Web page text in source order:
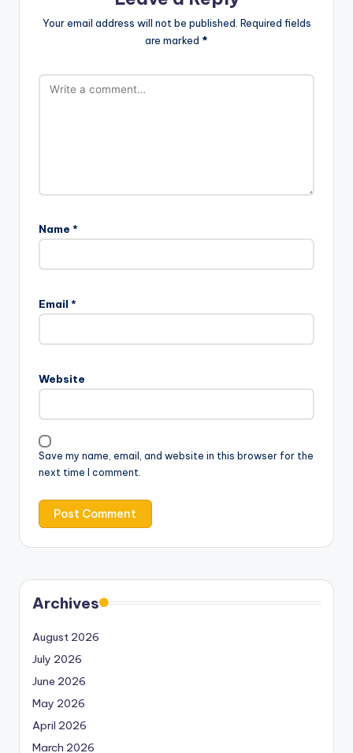
Your email address will not be published. Required fields
are marked *
Name *
Email *
Website
Save my name, email, and website in this browser for the
next time I comment.
Archives
August 2026
July 2026
June 2026
May 2026
April 2026
March 2026